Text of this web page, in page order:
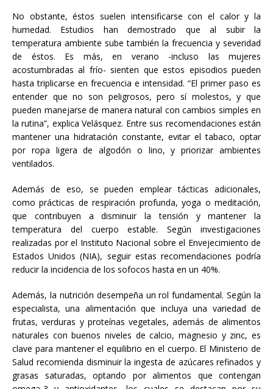
No obstante, éstos suelen intensificarse con el calor y la
humedad. Estudios han demostrado que al subir la
temperatura ambiente sube también la frecuencia y severidad
de éstos. Es más, en verano -incluso las mujeres
acostumbradas al frío- sienten que estos episodios pueden
hasta triplicarse en frecuencia e intensidad. “El primer paso es
entender que no son peligrosos, pero sí molestos, y que
pueden manejarse de manera natural con cambios simples en
la rutina”, explica Velásquez. Entre sus recomendaciones están
mantener una hidratación constante, evitar el tabaco, optar
por ropa ligera de algodón o lino, y priorizar ambientes
ventilados.
Además de eso, se pueden emplear tácticas adicionales,
como prácticas de respiración profunda, yoga o meditación,
que contribuyen a disminuir la tensión y mantener la
temperatura del cuerpo estable. Según investigaciones
realizadas por el Instituto Nacional sobre el Envejecimiento de
Estados Unidos (NIA), seguir estas recomendaciones podría
reducir la incidencia de los sofocos hasta en un 40%.
Además, la nutrición desempeña un rol fundamental. Según la
especialista, una alimentación que incluya una variedad de
frutas, verduras y proteínas vegetales, además de alimentos
naturales con buenos niveles de calcio, magnesio y zinc, es
clave para mantener el equilibrio en el cuerpo. El Ministerio de
Salud recomienda disminuir la ingesta de azúcares refinados y
grasas saturadas, optando por alimentos que contengan